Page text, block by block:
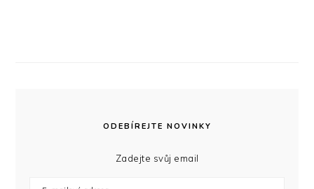
ODEBÍREJTE NOVINKY
Zadejte svůj email